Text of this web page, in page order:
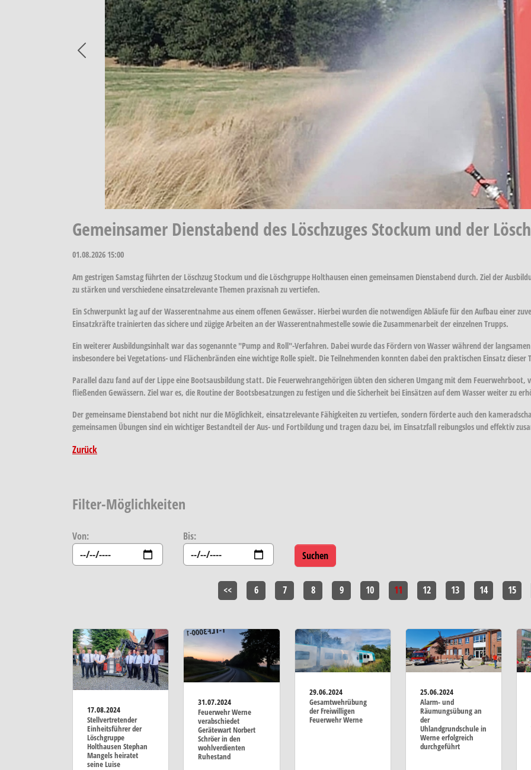
Previous
Gemeinsamer Dienstabend des Löschzuges Stockum und der
01.08.2026 15:00
Am gestrigen Samstag führten der Löschzug Stockum und die Löschgruppe Holthausen einen gemeinsamen Dienstabend durch. Ziel der
zu stärken und verschiedene einsatzrelevante Themen praxisnah zu vertiefen.
Ein Schwerpunkt lag auf der Wasserentnahme aus einem offenen Gewässer. Hierbei wurden die notwendigen Abläufe für den Aufbau einer
Einsatzkräfte trainierten das sichere und zügige Arbeiten an der Wasserentnahmestelle sowie die Zusammenarbeit der einzelnen Trupps.
Ein weiterer Ausbildungsinhalt war das sogenannte "Pump and Roll"-Verfahren. Dabei wurde das Fördern von Wasser während der
insbesondere bei Vegetations- und Flächenbränden eine wichtige Rolle spielt. Die Teilnehmenden konnten dabei den praktischen Einsatz
Parallel dazu fand auf der Lippe eine Bootsausbildung statt. Die Feuerwehrangehörigen übten den sicheren Umgang mit dem Feuerwehrboot,
fließenden Gewässern. Ziel war es, die Routine der Bootsbesatzungen zu festigen und die Sicherheit bei Einsätzen auf dem Wasser weiter zu
Der gemeinsame Dienstabend bot nicht nur die Möglichkeit, einsatzrelevante Fähigkeiten zu vertiefen, sondern förderte auch den
gemeinsamen Übungen sind ein wichtiger Bestandteil der Aus- und Fortbildung und tragen dazu bei, im Einsatzfall reibungslos und effektiv
Zurück
Filter-Möglichkeiten
Von: Bis:
<< 6 7 8 9 10 11 12 13 14 15
17.08.2024
Stellvertretender
Einheitsführer der
Löschgruppe
Holthausen Stephan
Mangels heiratet
seine Luise
31.07.2024
Feuerwehr Werne
verabschiedet
Gerätewart Norbert
Schröer in den
wohlverdienten
Ruhestand
29.06.2024
Gesamtwehrübung
der Freiwilligen
Feuerwehr Werne
25.06.2024
Alarm- und
Räumungsübung an
der
Uhlandgrundschule in
Werne erfolgreich
durchgeführt